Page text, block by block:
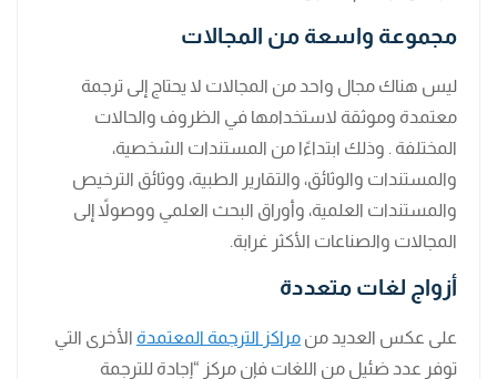
مجموعة واسعة من المجالات
ليس هناك مجال واحد من المجالات لا يحتاج إلى ترجمة
معتمدة وموثقة لاستخدامها في الظروف والحالات
المختلفة . وذلك ابتداءًا من المستندات الشخصية،
والمستندات والوثائق، والتقارير الطبية، ووثائق الترخيص
والمستندات العلمية، وأوراق البحث العلمي ووصولاً إلى
المجالات والصناعات الأكثر غرابة.
أزواج لغات متعددة
على عكس العديد من مراكز الترجمة المعتمدة الأخرى التي
توفر عدد ضئيل من اللغات فإن مركز “إجادة للترجمة